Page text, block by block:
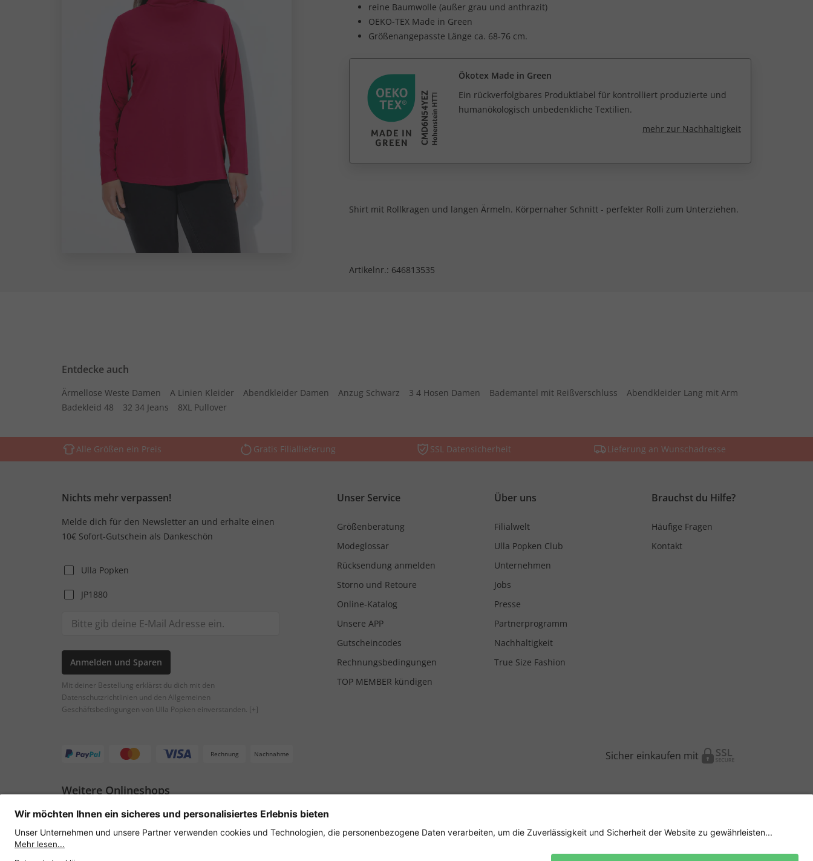
reine Baumwolle (außer grau und anthrazit)
OEKO-TEX Made in Green
Größenangepasste Länge ca. 68-76 cm.
Ökotex Made in Green
Ein rückverfolgbares Produktlabel für kontrolliert produzierte und
humanökologisch unbedenkliche Textilien.
mehr zur Nachhaltigkeit
Shirt mit Rollkragen und langen Ärmeln. Körpernaher Schnitt - perfekter Rolli zum Unterziehen.
Artikelnr.: 646813535
Entdecke auch
Ärmellose Weste Damen A Linien Kleider Abendkleider Damen Anzug Schwarz 3 4 Hosen Damen Bademantel mit Reißverschluss
Abendkleider Lang mit Arm
Badekleid 48
32 34 Jeans 8XL Pullover
Alle Größen ein Preis Gratis Filiallieferung SSL Datensicherheit Lieferung an Wunschadresse
Nichts mehr verpassen!
Melde dich für den Newsletter an und erhalte einen
10€ Sofort-Gutschein als Dankeschön
Ulla Popken
JP1880
Anmelden und Sparen
Mit deiner Bestellung erklärst du dich mit den
Datenschutzrichtlinien und den Allgemeinen
Geschäftsbedingungen von Ulla Popken einverstanden. [+]
Unser Service
Größenberatung
Modeglossar
Rücksendung anmelden
Storno und Retoure
Online-Katalog
Unsere APP
Gutscheincodes
Rechnungsbedingungen
TOP MEMBER kündigen
Über uns
Filialwelt
Ulla Popken Club
Unternehmen
Jobs
Presse
Partnerprogramm
Nachhaltigkeit
True Size Fashion
Brauchst du Hilfe?
Häufige Fragen
Kontakt
Rechnung Nachnahme Sicher einkaufen mit
Weitere Onlineshops
Österreich